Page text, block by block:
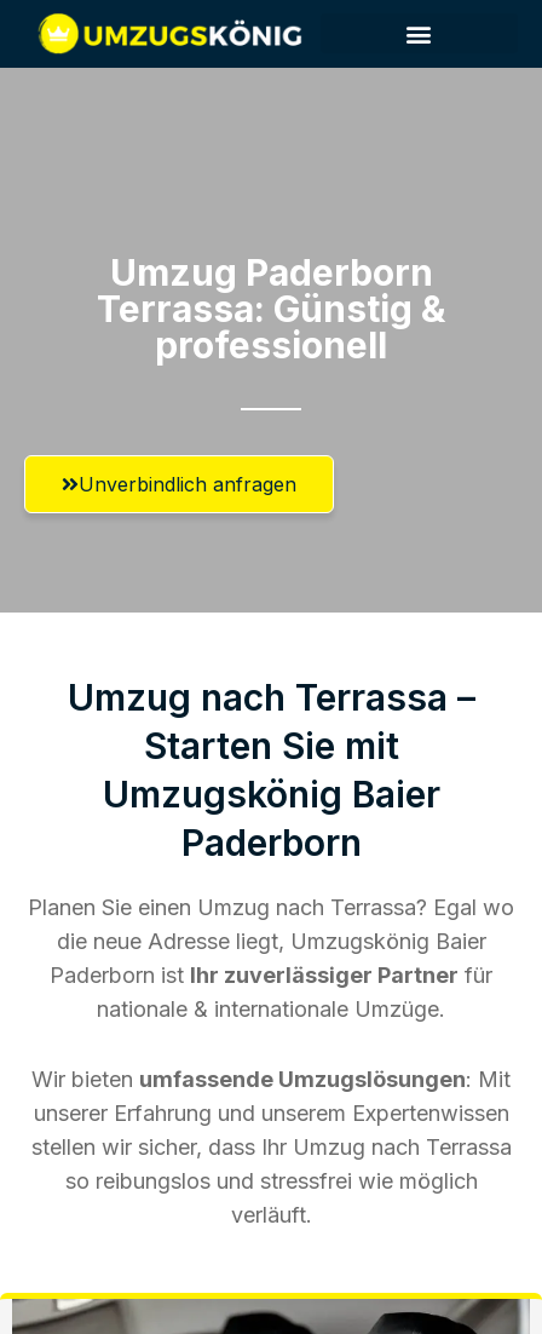
Umzug Paderborn​
Terrassa: Günstig &
professionell​
Unverbindlich anfragen
Umzug nach Terrassa –
Starten Sie mit
Umzugskönig Baier
Paderborn
Planen Sie einen Umzug nach Terrassa? Egal wo
die neue Adresse liegt, Umzugskönig Baier
Paderborn ist Ihr zuverlässiger Partner für
nationale & internationale Umzüge.
Wir bieten umfassende Umzugslösungen: Mit
unserer Erfahrung und unserem Expertenwissen
stellen wir sicher, dass Ihr Umzug nach Terrassa
so reibungslos und stressfrei wie möglich
verläuft.